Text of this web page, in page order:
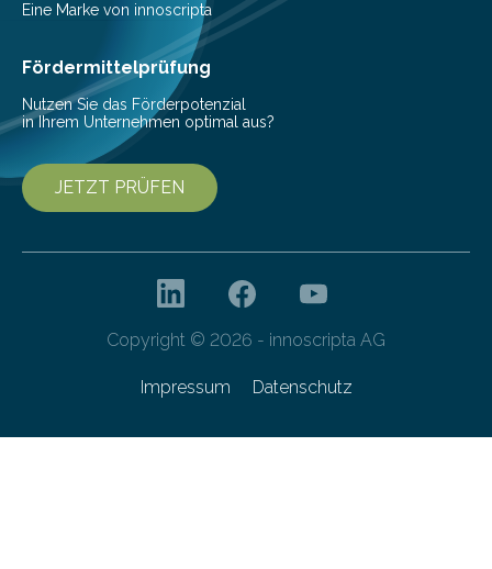
Nachhaltigkeit und Genuss vereinen. Sie wurden von
den Studierenden der Lebensmitteltechnologie
Franziska Diebel, Pauline Hoffmann und Yusuf Toprak
entwickelt. Mit nur…
Eine Marke von innoscripta
Fördermittelprüfung
Nutzen Sie das Förderpotenzial
in Ihrem Unternehmen optimal aus?
JETZT PRÜFEN
Copyright © 2026 - innoscripta AG
Impressum Datenschutz